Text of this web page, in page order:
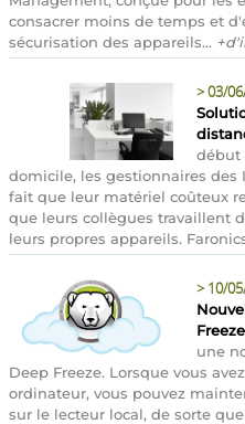
consacrer moins de temps et
sécurisation des appareils...
>03/
début
domicile, les gestionnaires des
fait que leur matériel coûteux
que leurs collègues travaillent
leurs propres appareils.
> 10/
Freeze
une
Deep Freeze. Lorsque vous
ordinateur, vous pouvez
sur le lecteur local, de sorte